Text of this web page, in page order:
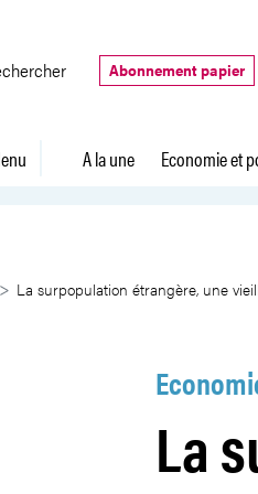
Abonnement papier
A la une Economie et
La surpopulation étrangère, une
La